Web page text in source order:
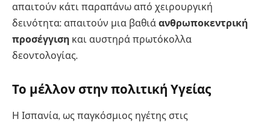
απαιτούν κάτι παραπάνω από χειρουργική
δεινότητα: απαιτούν μια βαθιά ανθρωποκεντρική
προσέγγιση και αυστηρά πρωτόκολλα
δεοντολογίας.
Το μέλλον στην πολιτική Υγείας
Η Ισπανία, ως παγκόσμιος ηγέτης στις